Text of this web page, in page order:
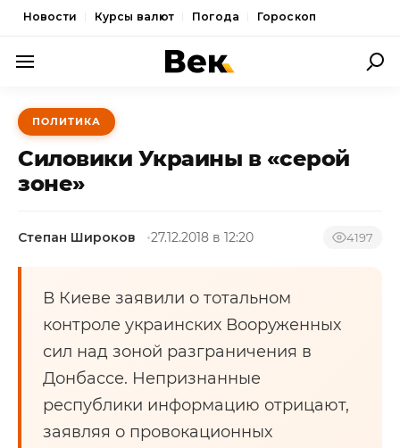
Новости Курсы валют Погода Гороскоп
ПОЛИТИКА
ЭКОНОМИКА
ОБЩЕСТВО
КУЛЬТУРА
ПОЛИТИКА
Cиловики Украины в «серой
зоне»
Степан Широков 27.12.2018 в 12:20 4197
В Киеве заявили о тотальном
контроле украинских Вооруженных
сил над зоной разграничения в
Донбассе. Непризнанные
республики информацию отрицают,
заявляя о провокационных